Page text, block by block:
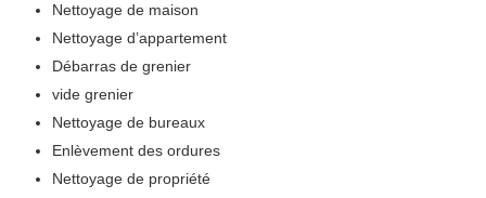
Nettoyage de maison
Nettoyage d’appartement
Débarras de grenier
vide grenier
Nettoyage de bureaux
Enlèvement des ordures
Nettoyage de propriété